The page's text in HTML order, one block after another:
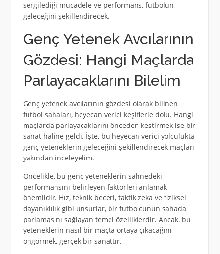
sergilediği mücadele ve performans, futbolun
geleceğini şekillendirecek.
Genç Yetenek Avcılarının
Gözdesi: Hangi Maçlarda
Parlayacaklarını Bilelim
Genç yetenek avcılarının gözdesi olarak bilinen
futbol sahaları, heyecan verici keşiflerle dolu. Hangi
maçlarda parlayacaklarını önceden kestirmek ise bir
sanat haline geldi. İşte, bu heyecan verici yolculukta
genç yeteneklerin geleceğini şekillendirecek maçları
yakından inceleyelim.
Öncelikle, bu genç yeteneklerin sahnedeki
performansını belirleyen faktörleri anlamak
önemlidir. Hız, teknik beceri, taktik zeka ve fiziksel
dayanıklılık gibi unsurlar, bir futbolcunun sahada
parlamasını sağlayan temel özelliklerdir. Ancak, bu
yeteneklerin nasıl bir maçta ortaya çıkacağını
öngörmek, gerçek bir sanattır.